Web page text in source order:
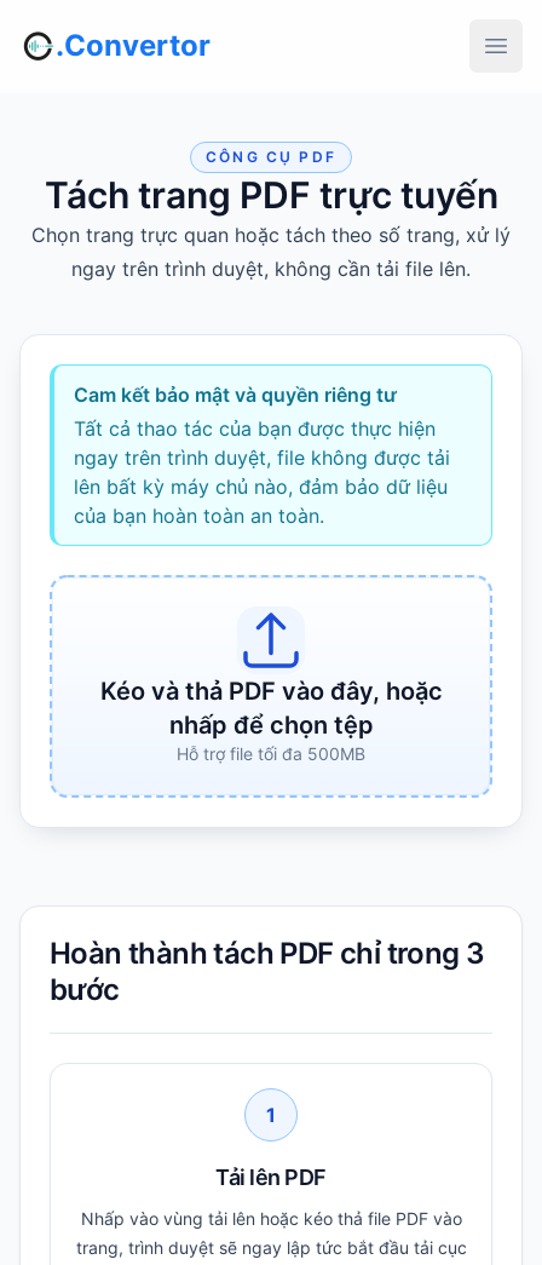
.Convertor
CÔNG CỤ PDF
Tách trang PDF trực tuyến
Chọn trang trực quan hoặc tách theo số trang, xử lý
ngay trên trình duyệt, không cần tải file lên.
Cam kết bảo mật và quyền riêng tư
Tất cả thao tác của bạn được thực hiện
ngay trên trình duyệt, file không được tải
lên bất kỳ máy chủ nào, đảm bảo dữ liệu
của bạn hoàn toàn an toàn.
Kéo và thả PDF vào đây, hoặc
nhấp để chọn tệp
Hỗ trợ file tối đa 500MB
Hoàn thành tách PDF chỉ trong 3
bước
1
Tải lên PDF
Nhấp vào vùng tải lên hoặc kéo thả file PDF vào
trang, trình duyệt sẽ ngay lập tức bắt đầu tải cục